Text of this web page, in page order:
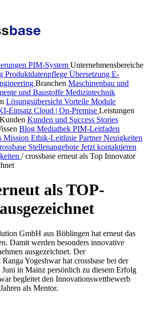
PIM-System Unternehmensbereiche
Produktdatenpflege Übersetzung E-
Branchen Maschinenbau und
und Baustoffe Medizintechnik
Lösungsübersicht Vorteile Module
Einsatz Cloud | On-Premise Leistungen
Kunden Kunden und Success Stories
Blog Mediathek PIM-Leitfaden
Mission Ethik-Leitlinie PartnerNeuigkeiten
Stellenangebote Jetzt kontaktieren
/ crossbase erneut als Top Innovator
als TOP-
GmbH aus Böblingen hat erneut das
Damit werden besonders innovative
ausgezeichnet. Der
Yogeshwar hat crossbase bei der
in Mainz persönlich zu diesem Erfolg
begleitet den Innovationswettbewerb
als Mentor.